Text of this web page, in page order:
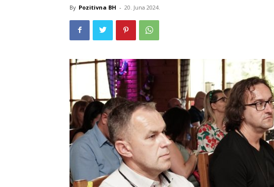
By Pozitivna BH - 20. Juna 2024.